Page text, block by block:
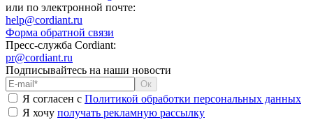
или по электронной почте:
help@cordiant.ru
Форма обратной связи
Пресс-служба Cordiant:
pr@cordiant.ru
Подписывайтесь на наши новости
Я согласен с Политикой обработки персональных данных
Я хочу получать рекламную рассылку